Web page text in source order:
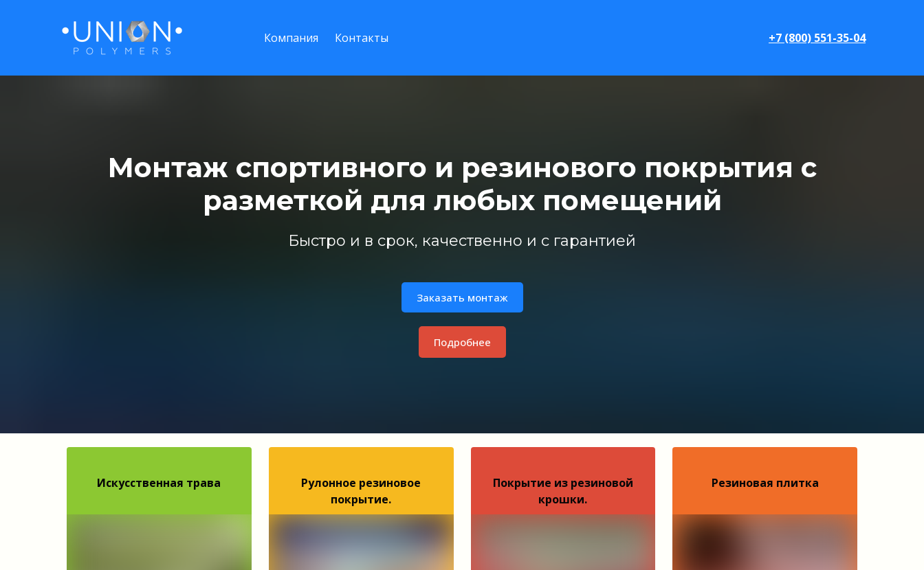
Компания Контакты +7 (800) 551-35-04
Монтаж спортивного и резинового покрытия с
разметкой для любых помещений
Быстро и в срок, качественно и с гарантией
Заказать монтаж
Подробнее
Искусственная трава
Рулонное резиновое
покрытие.
Покрытие из резиновой
крошки.
Резиновая плитка